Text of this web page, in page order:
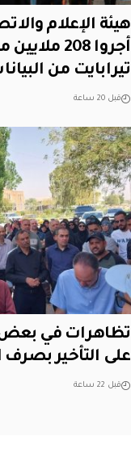
هيئة الإعلام
تيرابايت من
قبل 20 ساعة
تظاهرات في بعض
على التأخير بصرف
قبل 22 ساعة